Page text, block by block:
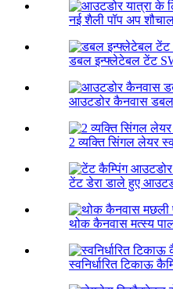
नई शैली पॉप अप
डबल इन्फ्लेटेबल टेंट
आउटडोर कैनवास
2 व्यक्ति सिंगल लेयर
टेंट डेरा डाले हुए
थोक कैनवास मत्स्य
स्वनिर्धारित टिकाऊ